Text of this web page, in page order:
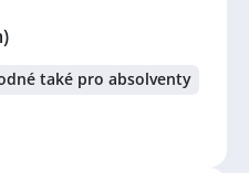
také pro absolventy